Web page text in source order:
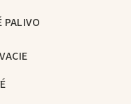
PALIVO